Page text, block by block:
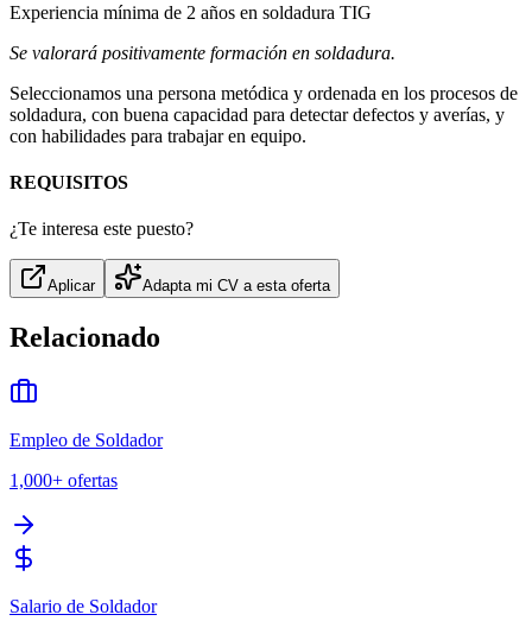
Experiencia mínima de 2 años en soldadura TIG
Se valorará positivamente formación en soldadura.
Seleccionamos una persona metódica y ordenada en los procesos de
soldadura, con buena capacidad para detectar defectos y averías, y
con habilidades para trabajar en equipo.
REQUISITOS
¿Te interesa este puesto?
Aplicar Adapta mi CV a esta oferta
Relacionado
Empleo de Soldador
1,000+ ofertas
Salario de Soldador